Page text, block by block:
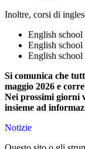
Inoltre, corsi di
English school
English school
English school
Si comunica che
maggio 2026 e
Nei prossimi giorni
insieme ad
Notizie